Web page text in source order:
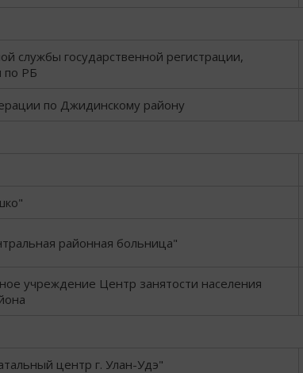
службы государственной регистрации,
по РБ
по Джидинскому району
районная больница"
учреждение Центр занятости населения
центр г. Улан-Удэ"